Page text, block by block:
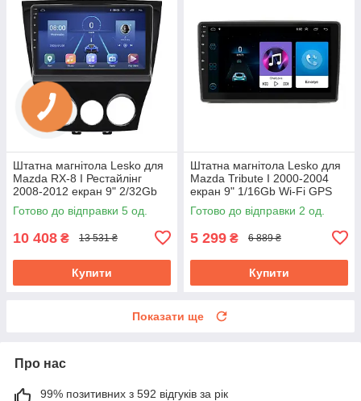
Штатна магнітола Lesko для
Mazda RX-8 I Рестайлінг
2008-2012 екран 9" 2/32Gb
4G Wi-Fi GPS Top Мазда
Готово до відправки 5 од.
10 408 ₴ 13 531 ₴
Купити
Штатна магнітола Lesko для
Mazda Tribute I 2000-2004
екран 9" 1/16Gb Wi-Fi GPS
Base
Готово до відправки 2 од.
5 299 ₴ 6 889 ₴
Купити
Показати ще
Про нас
99% позитивних з 592 відгуків за рік